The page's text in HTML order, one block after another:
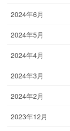
2024年6月
2024年5月
2024年4月
2024年3月
2024年2月
2023年12月